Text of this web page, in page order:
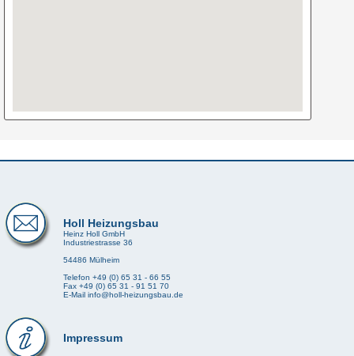
Holl Heizungsbau
Heinz Holl GmbH
Industriestrasse 36
54486 Mülheim
Telefon +49 (0) 65 31 - 66 55
Fax +49 (0) 65 31 - 91 51 70
E-Mail info@holl-heizungsbau.de
Impressum